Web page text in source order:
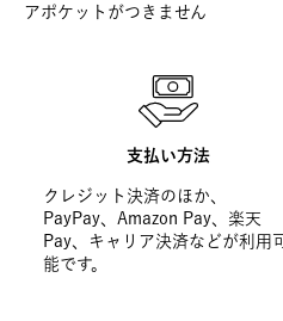
アポケットがつきません
支払い方法
クレジット決済のほか、
PayPay、Amazon Pay、楽天
Pay、キャリア決済などが利用可
能です。